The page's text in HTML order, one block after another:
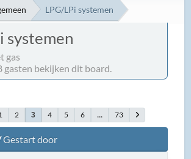
LPG/LPi systemen
systemen
gas
gasten bekijken dit board.
2 3 4 5 6 ... 73
Gestart door